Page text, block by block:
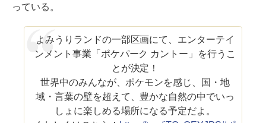
っている。
よみうりランドの一部区画にて、エンターテイ
ンメント事業「ポケパーク カントー」を行うこ
とが決定！
世界中のみんなが、ポケモンを感じ、国・地
域・言葉の壁を超えて、豊かな自然の中でいっ
しょに楽しめる場所になる予定だよ。